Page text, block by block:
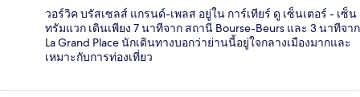
วอร์วิค บรัสเซลส์ แกรนด์-เพลส อยู่ใน การ์เทียร์ ดู เซ็นเตอร์ - เซ็น
ทรัมแวก เดินเพียง 7 นาทีจาก สถานี Bourse-Beurs และ 3 นาทีจาก
La Grand Place นักเดินทางบอกว่าย่านนี้อยู่ใจกลางเมืองมากและ
เหมาะกับการท่องเที่ยว